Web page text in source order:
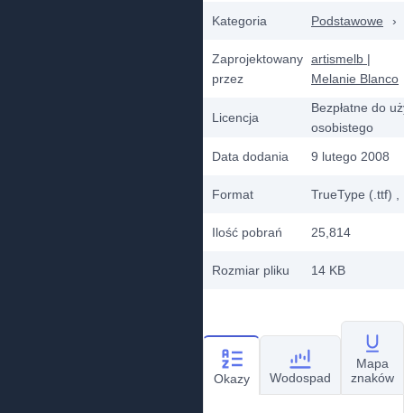
Kategoria Podstawowe ›
Zaprojektowany
przez
artismelb |
Melanie Blanco
Licencja
Bezpłatne do
osobistego
Data dodania
9 lutego 2008
Format TrueType (.ttf)
Ilość pobrań 25,814
Rozmiar pliku 14 KB
Okazy Wodospad
Mapa
znaków